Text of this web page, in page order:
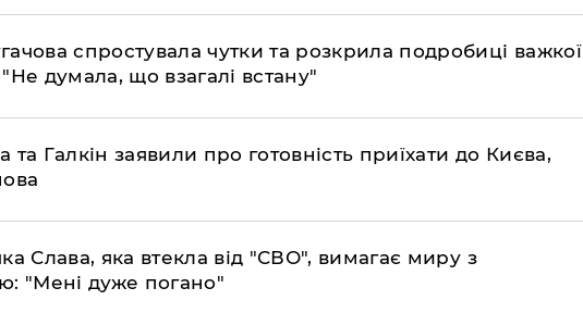
спростувала чутки та розкрила подробиці важкої
думала, що взагалі встану"
та Галкін заявили про готовність приїхати до Києва,
Слава, яка втекла від "СВО", вимагає миру з
"Мені дуже погано"